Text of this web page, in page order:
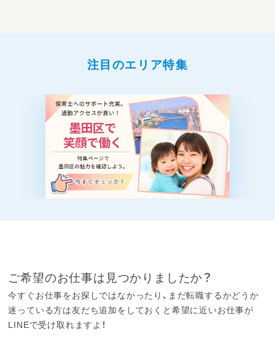
注目のエリア特集
ご希望のお仕事は見つかりましたか？
今すぐお仕事をお探しではなかったり、まだ転職するかどうか
迷っている方は友だち追加をしておくと希望に近いお仕事が
LINEで受け取れますよ！